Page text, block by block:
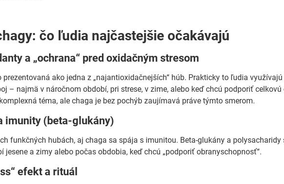
čo ľudia najčastejšie očakávajú
a „ochrana“ pred oxidačným stresom
prezentovaná ako jedna z „najantioxidačnejších“ húb. Prakticky to ľudia
– najmä v náročnom období, pri strese, v zime, alebo keď chcú podporiť
téma, ale chaga je bez pochýb zaujímavá práve týmto smerom.
imunity (beta-glukány)
funkčných hubách, aj chaga sa spája s imunitou. Beta-glukány a
jesene a zimy alebo počas obdobia, keď chcú „podporiť obranyschopnosť“.
efekt a rituál